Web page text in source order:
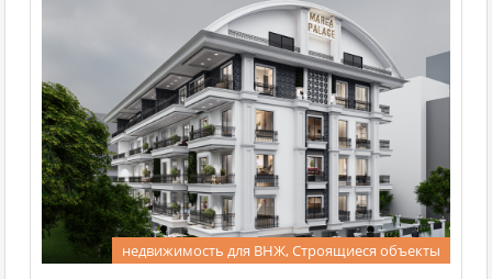
недвижимость для ВНЖ, Строящиеся объекты